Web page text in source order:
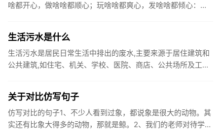
啥都开心，做啥啥都顺心；玩啥啥都爽心，发啥啥都倾心：祝
生活污水是什么
生活污水是居民日常生活中排出的废水,主要来源于居住建筑和
公共建筑,如住宅、机关、学校、医院、商店、公共场所及工业
关于对比仿写句子
仿写对比的句子1、不少人看到过象，都说象是很大的动物。其
实还有比象大得多的动物，那就是鲸。2、我们的老师对待学生